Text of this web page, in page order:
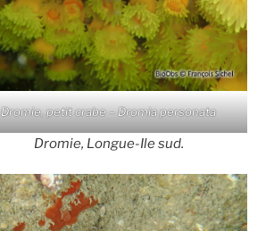
Dromie, petit crabe – Dromia personata
Dromie, Longue-Ile sud.